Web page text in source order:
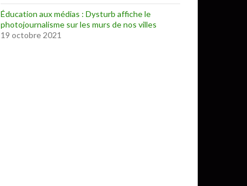
Éducation aux médias : Dysturb affiche le
photojournalisme sur les murs de nos villes
19 octobre 2021